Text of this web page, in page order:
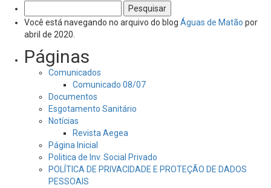
por:
Você está navegando no arquivo do blog Águas de Matão por
abril de 2020.
Páginas
Comunicados
Comunicado 08/07
Documentos
Esgotamento Sanitário
Notícias
Revista Aegea
Página Inicial
Politica de Inv. Social Privado
POLÍTICA DE PRIVACIDADE E PROTEÇÃO DE DADOS
PESSOAIS